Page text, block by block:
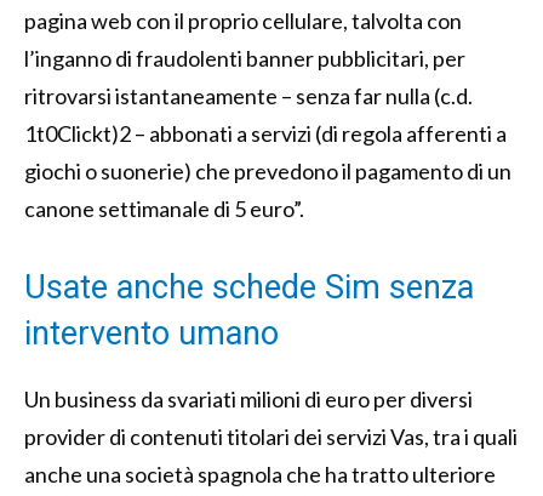
pagina web con il proprio cellulare, talvolta con
l’inganno di fraudolenti bannerpubblicitari, per
ritrovarsiistantaneamente – senza far nulla (c.d.
1t0Clickt)2– abbonati a servizi (di regola afferenti a
giochi o suonerie) che prevedono il pagamento di un
canone settimanale di 5 euro”.
Usate anche schede Sim senza
intervento umano
Un business da svariati milioni di euro per diversi
provider di contenuti titolari dei servizi Vas, tra i quali
anche una società spagnola che ha tratto ulteriore